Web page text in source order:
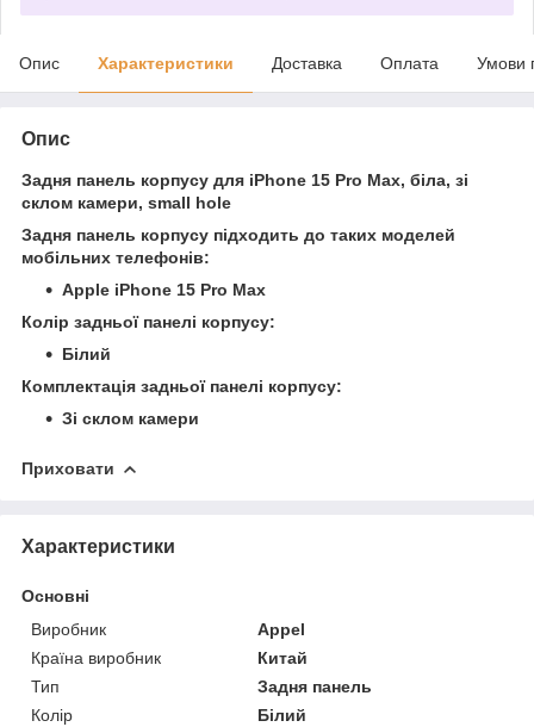
Опис Характеристики Доставка Оплата Умови
Опис
Задня панель корпусу для iPhone 15 Pro Max, біла, зі
склом камери, small hole
Задня панель корпусу підходить до таких моделей
мобільних телефонів:
Apple iPhone 15 Pro Max
Колір задньої панелі корпусу:
Білий
Комплектація задньої панелі корпусу:
Зі склом камери
Приховати
Характеристики
Основні
Виробник
Appel
Країна виробник
Китай
Тип
Задня панель
Колір
Білий